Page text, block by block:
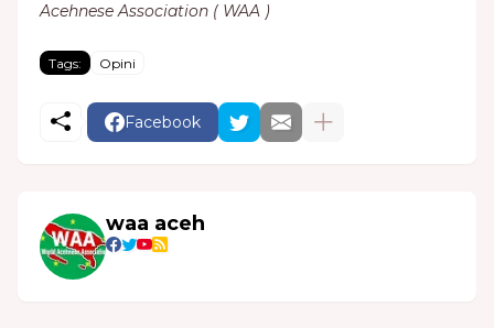
Acehnese Association ( WAA )
Tags: Opini
Facebook
waa aceh